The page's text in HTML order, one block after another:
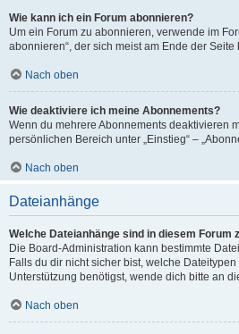
Wie kann ich ein Forum abonnieren?
Um ein Forum zu abonnieren, verwende im
abonnieren“, der sich meist am Ende der Seite
Nach oben
Wie deaktiviere ich meine Abonnements?
Wenn du mehrere Abonnements deaktivieren
persönlichen Bereich unter „Einstieg“ –
Nach oben
Dateianhänge
Welche Dateianhänge sind in diesem Forum
Die Board-Administration kann bestimmte
Falls du dir nicht sicher bist, welche
Unterstützung benötigst, wende dich bitte an
Nach oben